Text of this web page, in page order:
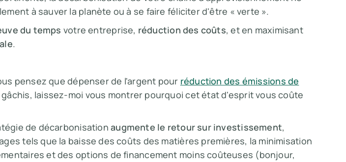
à sauver la planète ou à se faire féliciter d'être « verte ».
du temps votre entreprise, réduction des coûts, et en maximisant
.
pensez que dépenser de l'argent pour réduction des émissions de
laissez-moi vous montrer pourquoi cet état d'esprit vous coûte
de décarbonisationaugmente le retour sur investissement,
tels que la baisse des coûts des matières premières, la minimisation
et des options de financement moins coûteuses (bonjour,